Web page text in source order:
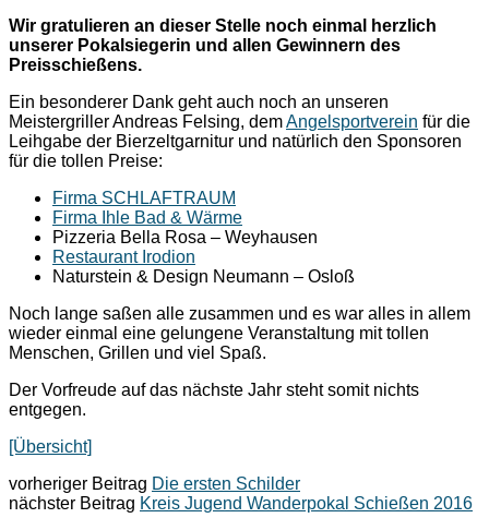
Wir gratulieren an dieser Stelle noch einmal herzlich
unserer Pokalsiegerin und allen Gewinnern des
Preisschießens.
Ein besonderer Dank geht auch noch an unseren
Meistergriller Andreas Felsing, demAngelsportverein für die
Leihgabe der Bierzeltgarnitur und natürlich den Sponsoren
für die tollen Preise:
Firma SCHLAFTRAUM
Firma Ihle Bad & Wärme
Pizzeria Bella Rosa – Weyhausen
Restaurant Irodion
Naturstein & Design Neumann – Osloß
Noch lange saßen alle zusammen und es war alles in allem
wieder einmal eine gelungene Veranstaltung mit tollen
Menschen, Grillen und viel Spaß.
Der Vorfreude auf das nächste Jahr steht somit nichts
entgegen.
[Übersicht]
vorheriger Beitrag Die ersten Schilder
nächster Beitrag Kreis Jugend Wanderpokal Schießen 2016